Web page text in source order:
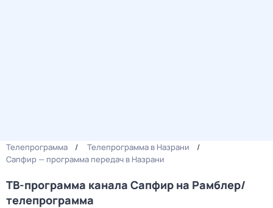
Телепрограмма
Телепрограмма в Назрани
Сапфир — программа передач в Назрани
ТВ-программа канала Сапфир на Рамблер/
телепрограмма